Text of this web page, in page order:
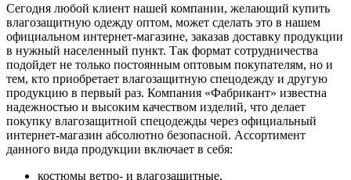
Сегодня любой клиент нашей компании, желающий купить
влагозащитную одежду оптом, может сделать это в нашем
официальном интернет-магазине, заказав доставку продукции
в нужный населенный пункт. Так формат сотрудничества
подойдет не только постоянным оптовым покупателям, но и
тем, кто приобретает влагозащитную спецодежду и другую
продукцию в первый раз. Компания «Фабрикант» известна
надежностью и высоким качеством изделий, что делает
покупку влагозащитной спецодежды через официальный
интернет-магазин абсолютно безопасной. Ассортимент
данного вида продукции включает в себя:
костюмы ветро- и влагозащитные,